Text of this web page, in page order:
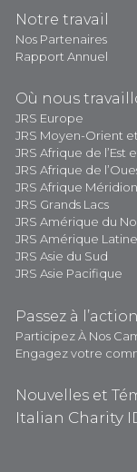
Notre travail
Nos Partenaires
Rapport Annuel
Où nous
JRS Europe
JRS Moyen-Orient
JRS Afrique de l’Est
JRS Afrique de
JRS Afrique
JRS Grands Lacs
JRS Amérique du
JRS Amérique
JRS Asie du Sud
JRS Asie Pacifique
Passez à l’action
Participez À Nos
Engagez votre
Nouvelles et
Italian Charity